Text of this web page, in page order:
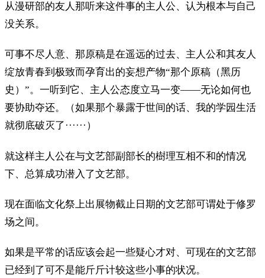
从漫研部的友人那听来这件事的主人公、认为根本与自己
没关系。
可事不尽人意、那原稿是在遥远的过去、主人公和其友人
绽放青春到极致而孕育出的妄想产物“那个原稿（黑历
史）”。一听到它、主人公态度立马一变——无论如何也
要协助夺还。（如果那个暴露于世间的话、我的学园生活
就彻底破灭了······）
就这样主人公在与文艺部副部长的樹理互相不和的情况
下、总算成功潜入了文艺部。
现在面临文化祭上出展物截止日期的文艺部可谓处于修罗
场之间。
如果是平常的话应该会起一些疑心才对、可现在的文艺部
已经到了可不是能斤斤计较这些小事的状况。